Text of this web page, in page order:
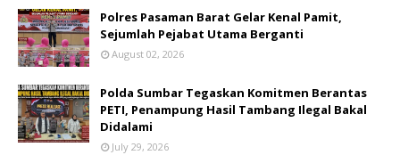
Polres Pasaman Barat Gelar Kenal Pamit,
Sejumlah Pejabat Utama Berganti
August 02, 2026
Polda Sumbar Tegaskan Komitmen Berantas
PETI, Penampung Hasil Tambang Ilegal Bakal
Didalami
July 29, 2026